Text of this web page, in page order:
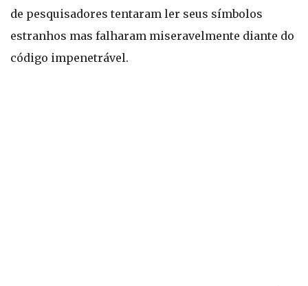
de pesquisadores tentaram ler seus símbolos
estranhos mas falharam miseravelmente diante do
código impenetrável.